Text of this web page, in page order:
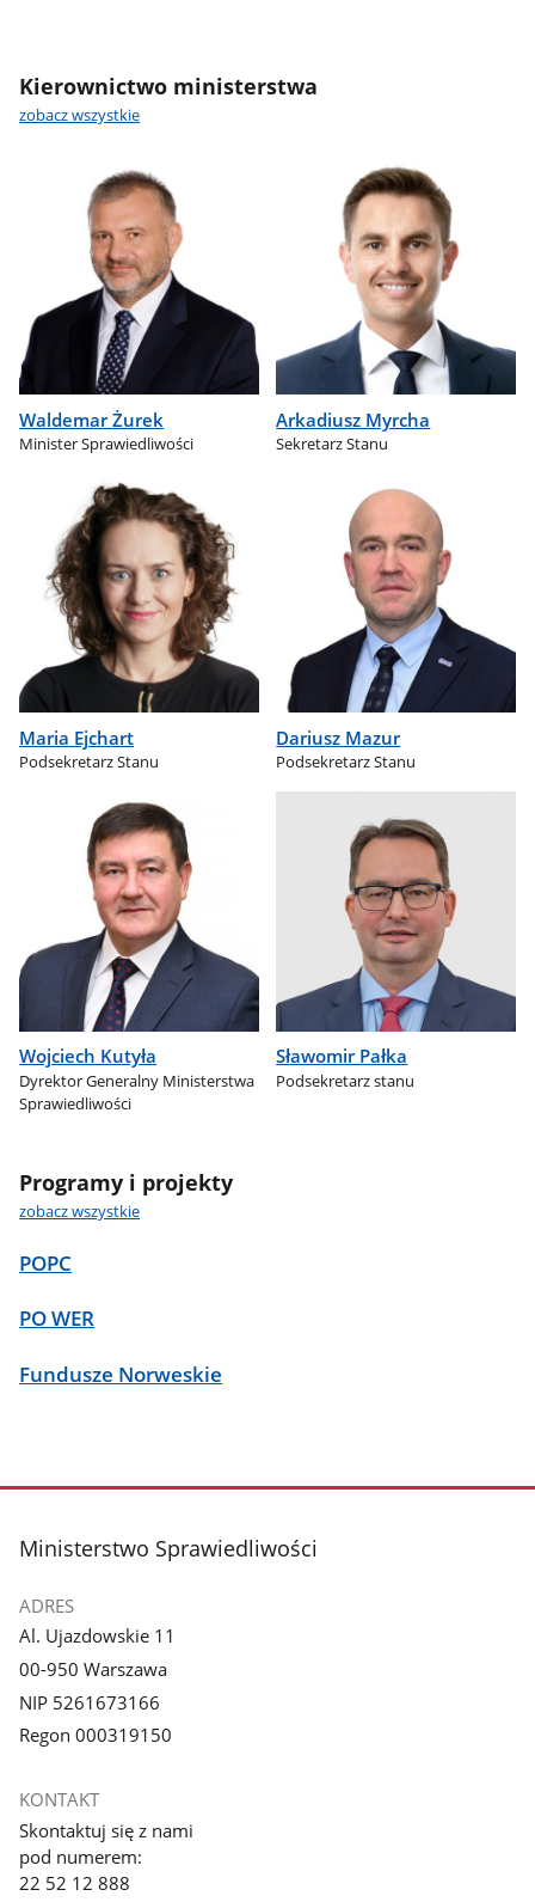
Kierownictwo ministerstwa
zobacz wszystkie
Waldemar Żurek
Minister Sprawiedliwości
Arkadiusz Myrcha
Sekretarz Stanu
Maria Ejchart
Podsekretarz Stanu
Dariusz Mazur
Podsekretarz Stanu
Wojciech Kutyła
Dyrektor Generalny Ministerstwa
Sprawiedliwości
Sławomir Pałka
Podsekretarz stanu
Programy i projekty
zobacz wszystkie
POPC
PO WER
Fundusze Norweskie
stopka
Ministerstwo Sprawiedliwości
ADRES
Al. Ujazdowskie 11
00-950 Warszawa
NIP 5261673166
Regon 000319150
KONTAKT
Skontaktuj się z nami
pod numerem:
22 52 12 888